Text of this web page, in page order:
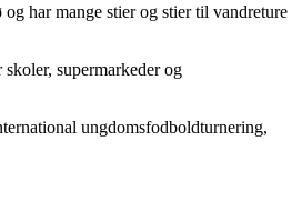
har mange stier og stier til vandreture
supermarkeder og
ungdomsfodboldturnering,